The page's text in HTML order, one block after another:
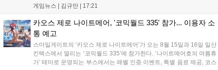
월 15일부터 10월 14일까지 페르소나5 시리즈가 순차 공개됩니다. 또한
영상 및 대형 전광판에 소개될 예정입니다....
게임뉴스 | 김규만 17:21
카오스 제로 나이트메어, '코믹월드 335' 참가... 이용자 소
통 예고
스마일게이트의 ‘카오스 제로 나이트메어’가 오는 8월 15일과 16일 일산
킨텍스에서 열리는 ‘코믹월드 335’에 참가한다. ‘나이트메어호의 여름휴
가’ 테마로 운영되는 부스에서는 레벨 인증 이벤트, 특별 음료 제공, 코스